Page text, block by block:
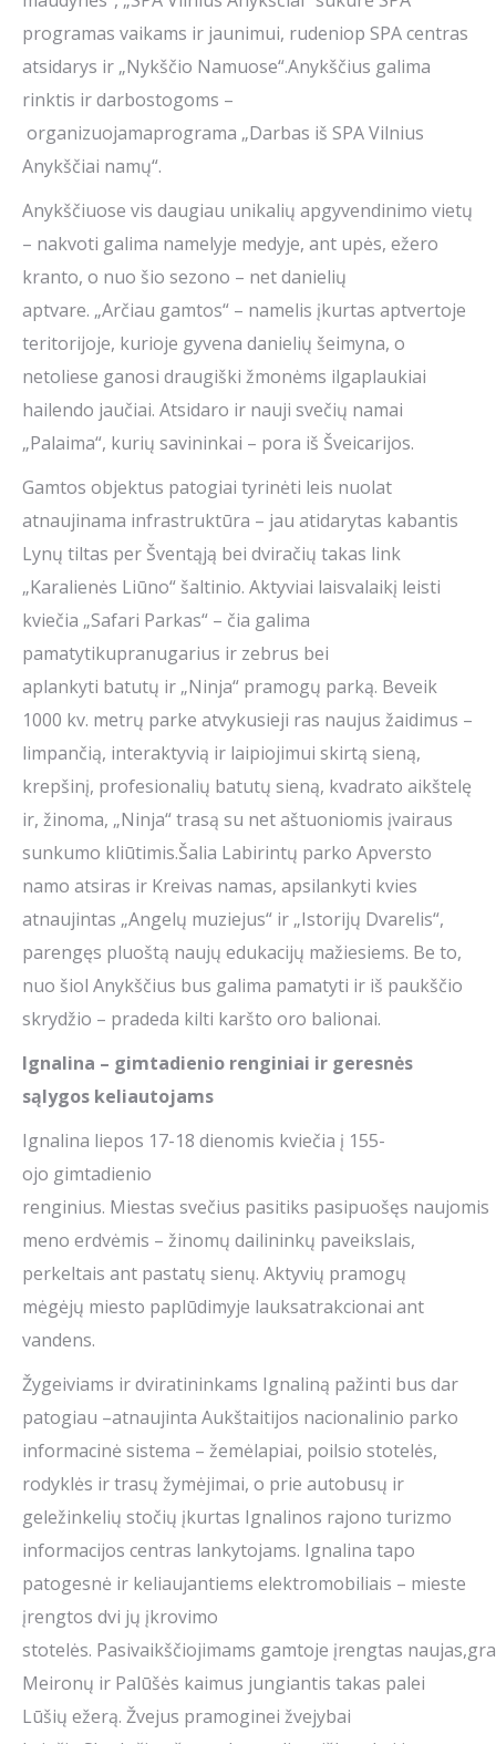
programas vaikams ir jaunimui, rudeniop SPA centras
atsidarys ir „Nykščio Namuose“.Anykščius galima
rinktis ir darbostogoms –
organizuojamaprograma „Darbas iš SPA Vilnius
Anykščiai namų“.
Anykščiuose vis daugiau unikalių apgyvendinimo vietų
– nakvoti galima namelyje medyje, ant upės, ežero
kranto, o nuo šio sezono – net danielių
aptvare. „Arčiau gamtos“ – namelis įkurtas aptvertoje
teritorijoje, kurioje gyvena danielių šeimyna, o
netoliese ganosi draugiški žmonėms ilgaplaukiai
hailendo jaučiai. Atsidaro ir nauji svečių namai
„Palaima“, kurių savininkai – pora iš Šveicarijos.
Gamtos objektus patogiai tyrinėti leis nuolat
atnaujinama infrastruktūra – jau atidarytas kabantis
Lynų tiltas per Šventąją bei dviračių takas link
„Karalienės Liūno“ šaltinio. Aktyviai laisvalaikį leisti
kviečia „Safari Parkas“ – čia galima
pamatytikupranugarius ir zebrus bei
aplankyti batutų ir „Ninja“ pramogų parką. Beveik
1000 kv. metrų parke atvykusieji ras naujus žaidimus –
limpančią, interaktyvią ir laipiojimui skirtą sieną,
krepšinį, profesionalių batutų sieną, kvadrato aikštelę
ir, žinoma, „Ninja“ trasą su net aštuoniomis įvairaus
sunkumo kliūtimis.Šalia Labirintų parko Apversto
namo atsiras ir Kreivas namas, apsilankyti kvies
atnaujintas „Angelų muziejus“ ir „Istorijų Dvarelis“,
parengęs pluoštą naujų edukacijų mažiesiems. Be to,
nuo šiol Anykščius bus galima pamatyti ir iš paukščio
skrydžio – pradeda kilti karšto oro balionai.
Ignalina – gimtadienio renginiai ir geresnės
sąlygos keliautojams
Ignalina liepos 17-18 dienomis kviečia į 155-
ojo gimtadienio
renginius. Miestas svečius pasitiks pasipuošęs naujomis
meno erdvėmis – žinomų dailininkų paveikslais,
perkeltais ant pastatų sienų. Aktyvių pramogų
mėgėjų miesto paplūdimyje lauksatrakcionai ant
vandens.
Žygeiviams ir dviratininkams Ignaliną pažinti bus dar
patogiau –atnaujinta Aukštaitijos nacionalinio parko
informacinė sistema – žemėlapiai, poilsio stotelės,
rodyklės ir trasų žymėjimai, o prie autobusų ir
geležinkelių stočių įkurtas Ignalinos rajono turizmo
informacijos centras lankytojams. Ignalina tapo
patogesnė ir keliaujantiems elektromobiliais – mieste
įrengtos dvi jų įkrovimo
stotelės. Pasivaikščiojimams gamtoje įrengtas
Meironų ir Palūšės kaimus jungiantis takas palei
Lūšių ežerą. Žvejus pramoginei žvejybai